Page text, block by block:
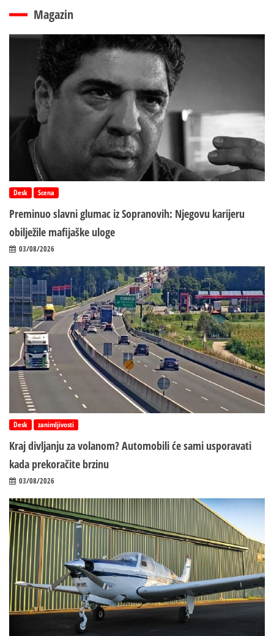
Magazin
Desk Scena
Preminuo slavni glumac iz Sopranovih: Njegovu karijeru
obilježile mafijaške uloge
03/08/2026
Desk zanimljivosti
Kraj divljanju za volanom? Automobili će sami usporavati
kada prekoračite brzinu
03/08/2026